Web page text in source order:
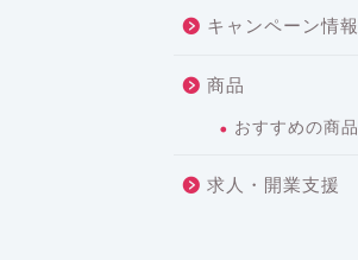
キャンペーン情報
商品
おすすめの商品
求人・開業支援